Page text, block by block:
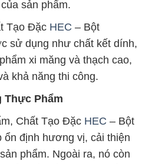
sản phẩm.
Tạo Đặc HEC – Bột
sử dụng như chất kết dính,
xi măng và thạch cao,
khả năng thi công.
Thực Phẩm
Chất Tạo Đặc HEC – Bột
ổn định hương vị, cải thiện
phẩm. Ngoài ra, nó còn